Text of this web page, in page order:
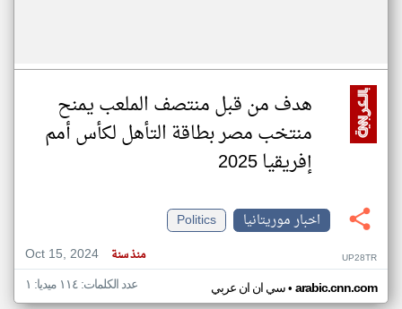
هدف من قبل منتصف الملعب يمنح
منتخب مصر بطاقة التأهل لكأس أمم
إفريقيا 2025
اخبار موريتانيا
Politics
Oct 15, 2024
منذ سنة UP28TR
سي ان ان عربي• arabic.cnn.com عدد الكلمات: ١١٤ ميديا: ١